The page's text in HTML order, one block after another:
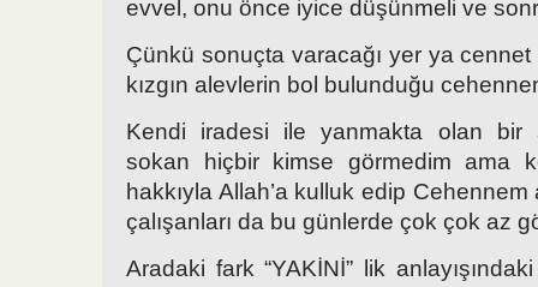
evvel, onu önce iyice düşünmeli ve
Çünkü sonuçta varacağı yer ya
kızgın alevlerin bol bulunduğu
Kendi iradesi ile yanmakta olan bir
sokan hiçbir kimse görmedim ama
hakkıyla Allah’a kulluk edip
çalışanları da bu günlerde çok çok az
Aradaki fark “YAKİNİ” lik